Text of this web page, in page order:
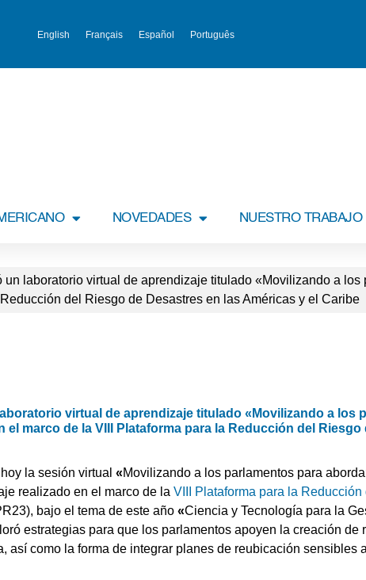
English Français Español Português
NOVEDADES NUESTRO TRABAJO
un laboratorio virtual de aprendizaje titulado «Movilizando a los
del Riesgo de Desastres en las Américas y el Caribe
virtual de aprendizaje titulado «Movilizando a los
el marco de la VIII Plataforma para la Reducción del
la sesión virtual«Movilizando a los parlamentos para
realizado en el marco de laVIII Plataforma para la
bajo el tema de este año«Ciencia y Tecnología para la
estrategias para que los parlamentos apoyen la creación de
así como la forma de integrar planes de reubicación sensibles